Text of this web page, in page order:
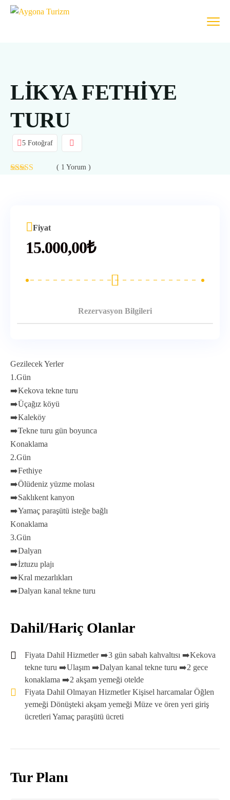
LİKYA FETHİYE
TURU
5 Fotoğraf
( 1 Yorum )
Gezilecek Yerler
1.Gün
➡️Kekova tekne turu
➡️Üçağız köyü
➡️Kaleköy
➡️Tekne turu gün boyunca
Konaklama
2.Gün
➡️Fethiye
➡️Ölüdeniz yüzme molası
➡️Saklıkent kanyon
➡️Yamaç paraşütü isteğe bağlı
Konaklama
3.Gün
➡️Dalyan
➡️İztuzu plajı
➡️Kral mezarlıkları
➡️Dalyan kanal tekne turu
Dahil/Hariç Olanlar
Fiyata Dahil Hizmetler ➡️3 gün sabah kahvaltısı ➡️Kekova
tekne turu ➡️Ulaşım ➡️Dalyan kanal tekne turu ➡️2 gece
konaklama ➡️2 akşam yemeği otelde
Fiyata Dahil Olmayan Hizmetler Kişisel harcamalar Öğlen
yemeği Dönüşteki akşam yemeği Müze ve ören yeri giriş
ücretleri Yamaç paraşütü ücreti
Tur Planı
Fiyat
15.000,00₺
Rezervasyon Bilgileri